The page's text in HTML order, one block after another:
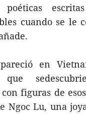
poéticas
cuando se le
en
figuras de
Ngoc Lu, una